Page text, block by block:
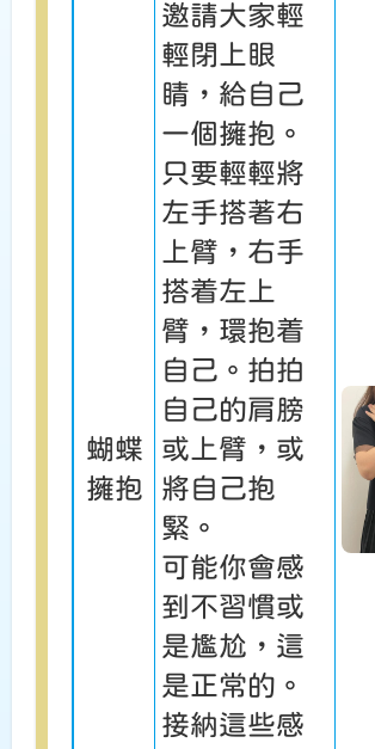
蝴蝶
擁抱
邀請大家輕
輕閉上眼
睛，給自己
一個擁抱。
只要輕輕將
左手搭著右
上臂，右手
搭着左上
臂，環抱着
自己。拍拍
自己的肩膀
或上臂，或
將自己抱
緊。
可能你會感
到不習慣或
是尷尬，這
是正常的。
接納這些感